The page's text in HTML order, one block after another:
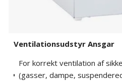
Ventilationsudstyr Ansgar
For korrekt ventilation af
(gasser, dampe,